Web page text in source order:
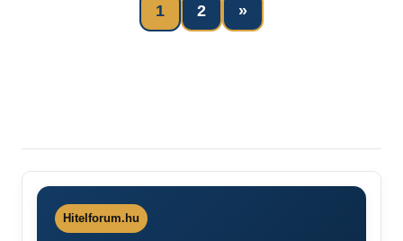
Bejegyzések
1 2
Next
Posts
»
Hitelforum.hu